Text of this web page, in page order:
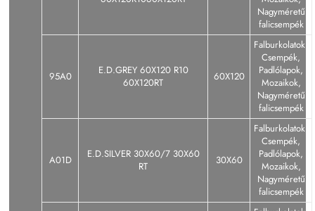
Nagyméretű
falicsempék
95A0
E.D.GREY 60X120 R10
60X120RT
60X120
Falburkolatok,
Csempék,
Padlólapok,
Mozaikok,
Nagyméretű
falicsempék
A01D
E.D.SILVER 30X60/7 30X60
RT
30X60
Falburkolatok,
Csempék,
Padlólapok,
Mozaikok,
Nagyméretű
falicsempék